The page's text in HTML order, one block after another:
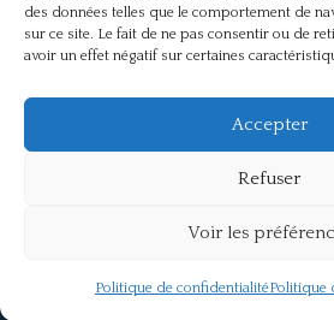
des données telles que le comportement de
sur ce site. Le fait de ne pas consentir ou de
avoir un effet négatif sur certaines
Accepter
Refuser
Voir les
Politique de confidentialitéPolitique
Présentation(4)
Références(57)